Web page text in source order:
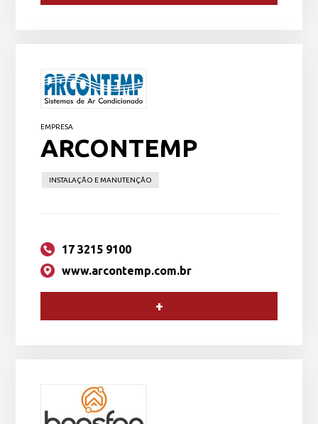
EMPRESA
ARCONTEMP
INSTALAÇÃO E MANUTENÇÃO
17 3215 9100
www.arcontemp.com.br
+